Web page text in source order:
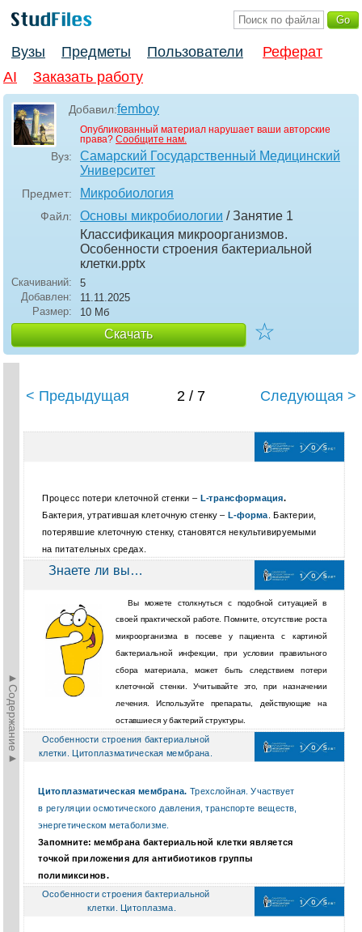
Вузы Предметы Пользователи
Реферат
AI
Заказать работу
Добавил:femboy
Опубликованный материал нарушает ваши авторские
права? Сообщите нам.
Вуз:
Самарский Государственный Медицинский
Университет
Предмет: Микробиология
Файл: Основы микробиологии / Занятие 1
Классификация микроорганизмов.
Особенности строения бактериальной
клетки.pptx
Скачиваний:
5
Добавлен:
11.11.2025
Размер:
10 Мб
Скачать ☆
►Содержание►
< Предыдущая 2 / 7 Следующая >
Процесс потери клеточной стенки – L-трансформация.
Бактерия, утратившая клеточную стенку – L-форма. Бактерии,
потерявшие клеточную стенку, становятся некультивируемыми
на питательных средах.
Знаете ли вы…
Вы можете столкнуться с подобной ситуацией в
своей практической работе. Помните, отсутствие роста
микроорганизма в посеве у пациента с картиной
бактериальной инфекции, при условии правильного
сбора материала, может быть следствием потери
клеточной стенки. Учитывайте это, при назначении
лечения. Используйте препараты, действующие на
оставшиеся у бактерий структуры.
Особенности строения бактериальной
клетки. Цитоплазматическая мембрана.
Цитоплазматическая мембрана. Трехслойная. Участвует
в регуляции осмотического давления, транспорте веществ,
энергетическом метаболизме.
Запомните: мембрана бактериальной клетки является
точкой приложения для антибиотиков группы
полимиксинов.
Особенности строения бактериальной
клетки. Цитоплазма.